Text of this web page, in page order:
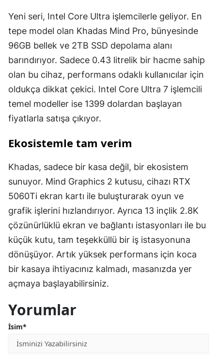
Yeni seri, Intel Core Ultra işlemcilerle geliyor. En
tepe model olan Khadas Mind Pro, bünyesinde
96GB bellek ve 2TB SSD depolama alanı
barındırıyor. Sadece 0.43 litrelik bir hacme sahip
olan bu cihaz, performans odaklı kullanıcılar için
oldukça dikkat çekici. Intel Core Ultra 7 işlemcili
temel modeller ise 1399 dolardan başlayan
fiyatlarla satışa çıkıyor.
Ekosistemle tam verim
Khadas, sadece bir kasa değil, bir ekosistem
sunuyor. Mind Graphics 2 kutusu, cihazı RTX
5060Ti ekran kartı ile buluşturarak oyun ve
grafik işlerini hızlandırıyor. Ayrıca 13 inçlik 2.8K
çözünürlüklü ekran ve bağlantı istasyonları ile bu
küçük kutu, tam teşekküllü bir iş istasyonuna
dönüşüyor. Artık yüksek performans için koca
bir kasaya ihtiyacınız kalmadı, masanızda yer
açmaya başlayabilirsiniz.
Yorumlar
İsim*